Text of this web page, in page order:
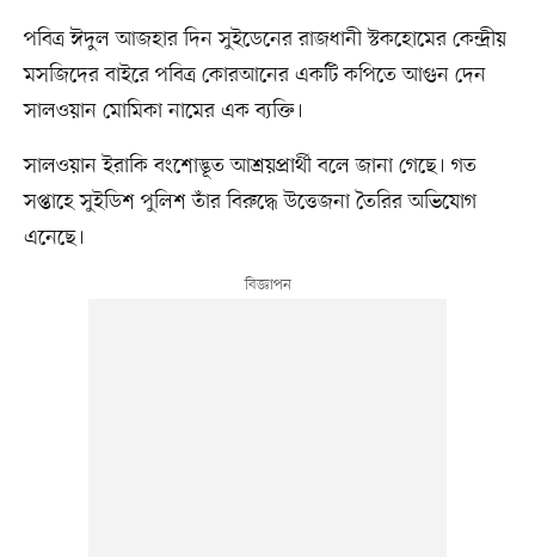
পবিত্র ঈদুল আজহার দিন সুইডেনের রাজধানী স্টকহোমের কেন্দ্রীয়
মসজিদের বাইরে পবিত্র কোরআনের একটি কপিতে আগুন দেন
সালওয়ান মোমিকা নামের এক ব্যক্তি।
সালওয়ান ইরাকি বংশোদ্ভূত আশ্রয়প্রার্থী বলে জানা গেছে। গত
সপ্তাহে সুইডিশ পুলিশ তাঁর বিরুদ্ধে উত্তেজনা তৈরির অভিযোগ
এনেছে।